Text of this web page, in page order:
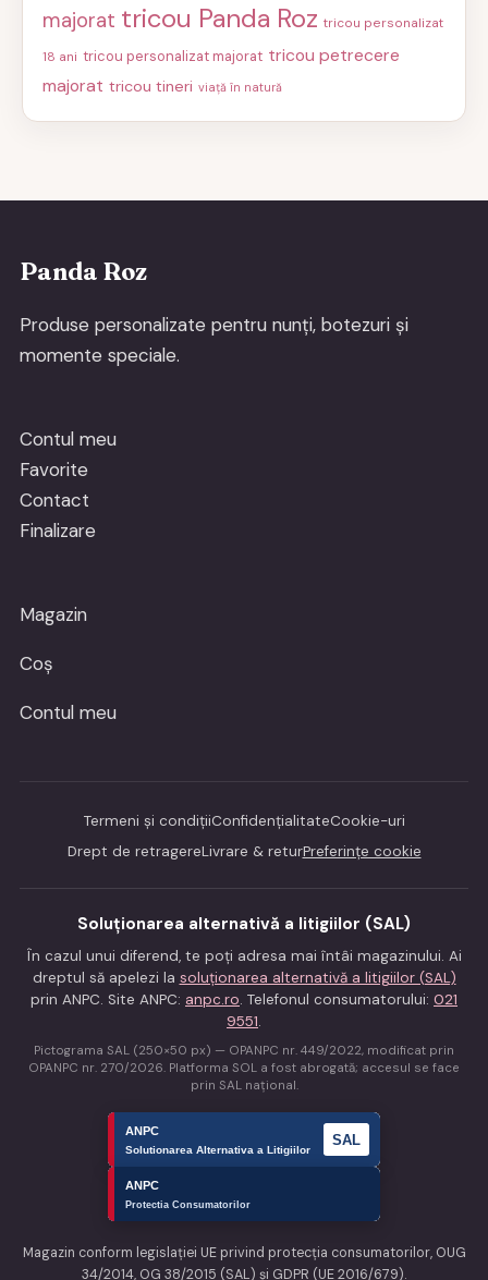
majorat tricou Panda Roz tricou personalizat
18 ani tricou personalizat majorat tricou petrecere
majorat tricou tineri viață în natură
Panda Roz
Produse personalizate pentru nunți, botezuri și
momente speciale.
Contul meu
Favorite
Contact
Finalizare
Magazin
Coș
Contul meu
Termeni și condițiiConfidențialitateCookie-uri
Drept de retragereLivrare & returPreferințe cookie
Soluționarea alternativă a litigiilor (SAL)
În cazul unui diferend, te poți adresa mai întâi magazinului. Ai
dreptul să apelezi la soluționarea alternativă a litigiilor (SAL)
prin ANPC. Site ANPC: anpc.ro. Telefonul consumatorului: 021
9551.
Pictograma SAL (250×50 px) — OPANPC nr. 449/2022, modificat prin
OPANPC nr. 270/2026. Platforma SOL a fost abrogată; accesul se face
prin SAL național.
Magazin conform legislației UE privind protecția consumatorilor, OUG
34/2014, OG 38/2015 (SAL) și GDPR (UE 2016/679).